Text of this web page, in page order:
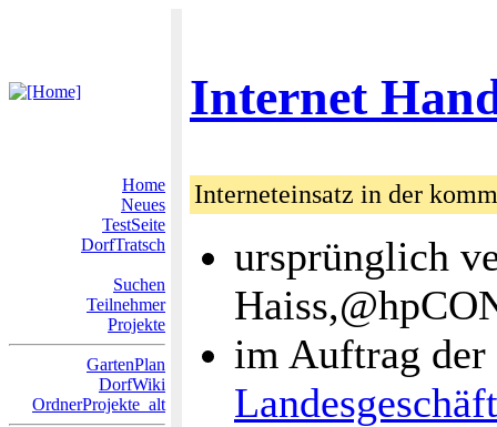
Internet
Home
Neues
TestSeite
DorfTratsch
Suchen
Teilnehmer
Projekte
GartenPlan
DorfWiki
OrdnerProjekte_alt
Interneteinsatz in der
ursprünglich
im Auftrag der